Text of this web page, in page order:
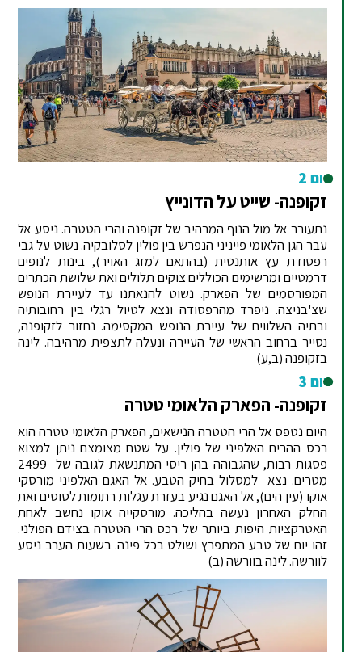
יום 2
זקופנה- שייט על הדונייץ
נתעורר אל מול הנוף המרהיב של זקופנה והרי הטטרה. ניסע אל
עבר הגן הלאומי פייניני הנפרש בין פולין לסלובקיה. נשוט על גבי
רפסודת עץ אותנטית (בהתאם למזג האויר), בינות לנופים
דרמטיים ומרשימים הכוללים צוקים תלולים ואת שלושת הכתרים
המפורסמים של הפארק. נשוט להנאתנו עד לעיירת הנופש
שצ'בניצה. ניפרד מהרפסודה ונצא לטיול רגלי בין רחובותיה
ובתיה השלווים של עיירת הנופש המקסימה. נחזור לזקופנה,
נסייר ברחוב הראשי של העיירה ונעלה לתצפית מרהיבה. לינה
בזקופנה (ב,ע)
יום 3
זקופנה- הפארק הלאומי טטרה
היום נטפס אל הרי הטטרה הנישאים, הפארק הלאומי טטרה הוא
רכס ההרים האלפיני של פולין. על שטח מצומצם ניתן למצוא
פסגות רבות, שהגבוהה בהן ריסי המתנשאת לגובה של 2499
מטרים. נצא למסלול בחיק הטבע. אל האגם האלפיני מורסקי
אוקו (עין הים), אל האגם נגיע בעזרת עגלות רתומות לסוסים ואת
החלק האחרון נעשה בהליכה. מורסקייה אוקו נחשב לאחת
האטרקציות היפות ביותר של רכס הרי הטטרה בצידם הפולני.
זהו יום של טבע המתפרץ ושולט בכל פינה. בשעות הערב ניסע
לוורשה. לינה בוורשה (ב)